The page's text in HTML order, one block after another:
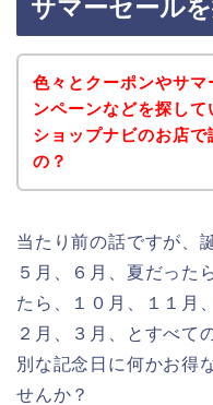
サマーセール
色々とクーポンやサマ
ンペーンなどを探して
ショップナビのお店
の？
当たり前の話ですが、
５月、６月、夏だった
たら、１０月、１１月
２月、３月、とすべて
別な記念日に何かお得
せんか？